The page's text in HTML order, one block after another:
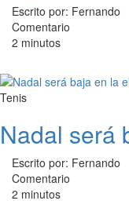
Escrito por: Fernando
Comentario
2 minutos
Tenis
Nadal será
Escrito por: Fernando
Comentario
2 minutos